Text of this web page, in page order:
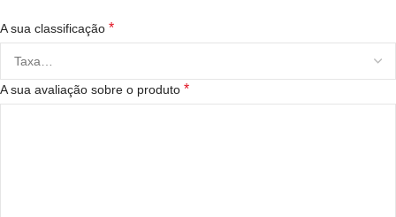
A sua classificação *
A sua avaliação sobre o produto *